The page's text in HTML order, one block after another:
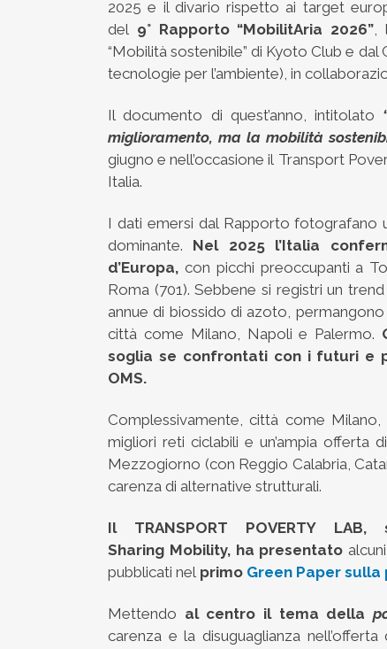
2025 e il divario rispetto ai target
del 9° Rapporto “MobilitAria 2026”,
“Mobilità sostenibile” di Kyoto Club e
tecnologie per l’ambiente), in
Il documento di quest’anno, intitolato
miglioramento, ma la mobilità
giugno e nell’occasione il Transport
Italia.
I dati emersi dal Rapporto fotografano
dominante. Nel 2025 l’Italia
d’Europa, con picchi preoccupanti a
Roma (701). Sebbene si registri un
annue di biossido di azoto,
città come Milano, Napoli e Palermo.
soglia se confrontati con i futuri e
OMS.
Complessivamente, città come
migliori reti ciclabili e un’ampia offerta
Mezzogiorno (con Reggio Calabria,
carenza di alternative strutturali.
Il TRANSPORT POVERTY
Sharing Mobility, ha presentato
pubblicati nel primo Green Paper
Mettendo al centro il tema della
carenza e la disuguaglianza